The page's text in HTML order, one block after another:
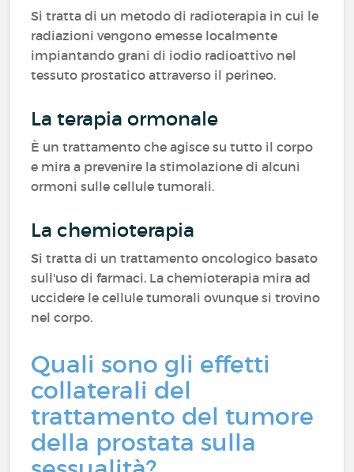
Si tratta di un metodo di radioterapia in cui le
radiazioni vengono emesse localmente
impiantando grani di iodio radioattivo nel
tessuto prostatico attraverso il perineo.
La terapia ormonale
È un trattamento che agisce su tutto il corpo
e mira a prevenire la stimolazione di alcuni
ormoni sulle cellule tumorali.
La chemioterapia
Si tratta di un trattamento oncologico basato
sull'uso di farmaci. La chemioterapia mira ad
uccidere le cellule tumorali ovunque si trovino
nel corpo.
Quali sono gli effetti
collaterali del
trattamento del tumore
della prostata sulla